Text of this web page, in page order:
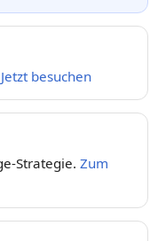
Jetzt besuchen
Strategie. Zum